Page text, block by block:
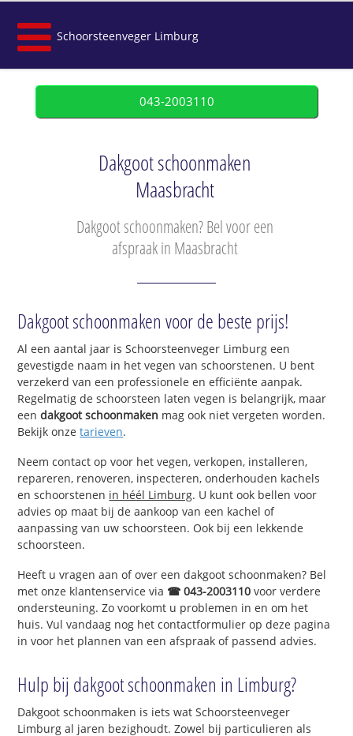
Schoorsteenveger Limburg
043-2003110
Dakgoot schoonmaken
Maasbracht
Dakgoot schoonmaken? Bel voor een
afspraak in Maasbracht
Dakgoot schoonmaken voor de beste prijs!
Al een aantal jaar is Schoorsteenveger Limburg een
gevestigde naam in het vegen van schoorstenen. U bent
verzekerd van een professionele en efficiënte aanpak.
Regelmatig de schoorsteen laten vegen is belangrijk, maar
eendakgoot schoonmaken mag ook niet vergeten worden.
Bekijk onzetarieven.
Neem contact op voor het vegen, verkopen, installeren,
repareren, renoveren, inspecteren, onderhouden kachels
en schoorstenen in héél Limburg. U kunt ook bellen voor
advies op maat bij de aankoop van een kachel of
aanpassing van uw schoorsteen. Ook bij een lekkende
schoorsteen.
Heeft u vragen aan of over een dakgoot schoonmaken? Bel
met onze klantenservice via ☎ 043-2003110 voor verdere
ondersteuning. Zo voorkomt u problemen in en om het
huis. Vul vandaag nog het contactformulier op deze pagina
in voor het plannen van een afspraak of passend advies.
Hulp bij dakgoot schoonmaken in Limburg?
Dakgoot schoonmaken is iets wat Schoorsteenveger
Limburg al jaren bezighoudt. Zowel bij particulieren als